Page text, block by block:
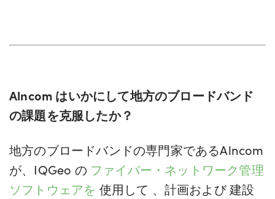
Alncom はいかにして地方のブロードバンド
の課題を克服したか？
地方のブロードバンドの専門家であるAlncom
が、 IQGeo の ファイバー・ネットワーク管理
ソフトウェアを 使用して 、計画および建設